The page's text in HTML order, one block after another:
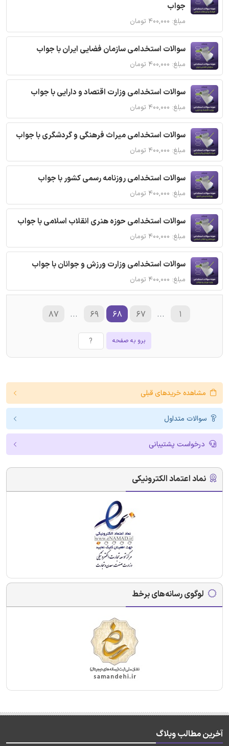
جواب
مبلغ: ۴۰۰,۰۰۰ تومان
سوالات استخدامی سازمان فضایی ایران با جواب
مبلغ: ۴۰۰,۰۰۰ تومان
سوالات استخدامی وزارت اقتصاد و دارایی با جواب
مبلغ: ۴۰۰,۰۰۰ تومان
سوالات استخدامی میراث فرهنگی و گردشگری با جواب
مبلغ: ۴۰۰,۰۰۰ تومان
سوالات استخدامی روزنامه رسمی کشور با جواب
مبلغ: ۴۰۰,۰۰۰ تومان
سوالات استخدامی حوزه هنری انقلاب اسلامی با جواب
مبلغ: ۴۰۰,۰۰۰ تومان
سوالات استخدامی وزارت ورزش و جوانان با جواب
مبلغ: ۴۰۰,۰۰۰ تومان
برو به صفحه
۱ ... ۶۷ ۶۸ ۶۹ ... ۸۷
مشاهده خریدهای قبلی
سوالات متداول
درخواست پشتیبانی
نماد اعتماد الکترونیکی
لوگوی رسانه‌های برخط
آخرین مطالب وبلاگ